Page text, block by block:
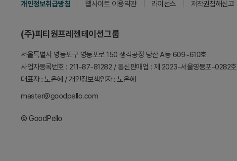
개인정보취급방침 웹사이트 이용약관 라이선스 저작권침해신고
(주)피티원프레젠테이션그룹
서울특별시 영등포구 영등포로 150 생각공장 당산 A동 609~610호
사업자등록번호 : 211-87-81282 /통신판매업 : 제 2023-서울영등포-0282호
대표자 : 노은혜 /개인정보책임자 : 노은혜
master@goodpello.com
© GoodPello